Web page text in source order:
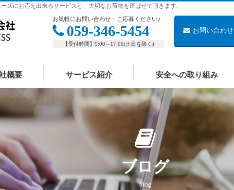
ズにお応え出来るサービスと、大切なお荷物を運ばせて頂きます。
概要 サービス紹介 安全への取り組み
お問い合わせ
お気軽にお問い合わせ・ご応募ください♪
059-346-5454
【受付時間】9:00～17:00(土日を除く)
ブログ
blog